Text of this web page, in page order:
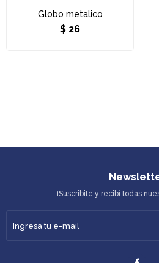
Globo metalico
$ 26
¡Suscribite y recibí todas